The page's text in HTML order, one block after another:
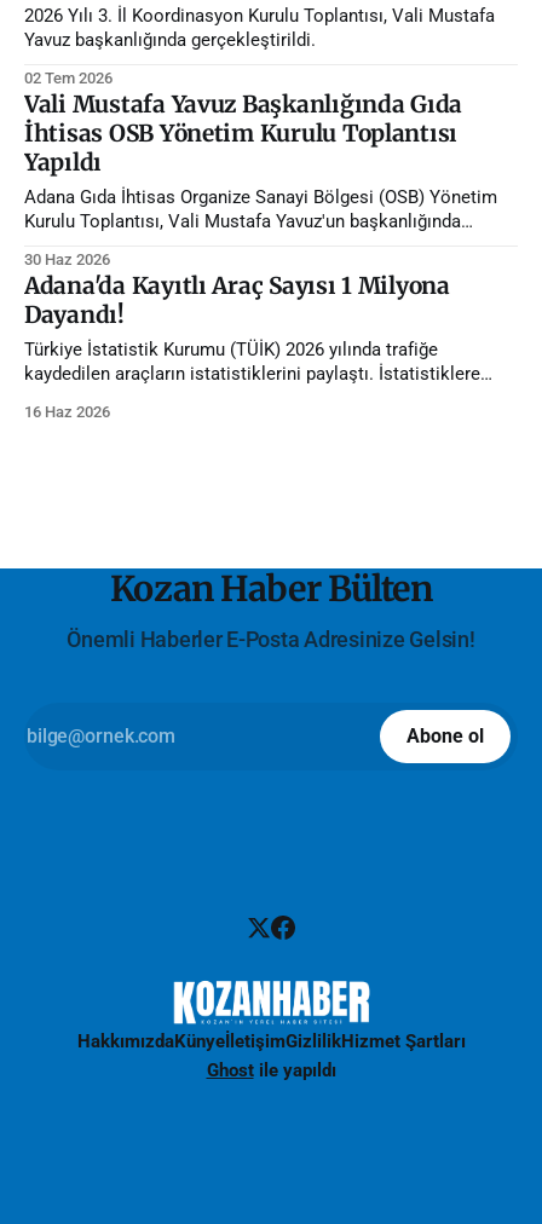
2026 Yılı 3. İl Koordinasyon Kurulu Toplantısı, Vali Mustafa
Yavuz başkanlığında gerçekleştirildi.
02 Tem 2026
Vali Mustafa Yavuz Başkanlığında Gıda
İhtisas OSB Yönetim Kurulu Toplantısı
Yapıldı
Adana Gıda İhtisas Organize Sanayi Bölgesi (OSB) Yönetim
Kurulu Toplantısı, Vali Mustafa Yavuz'un başkanlığında
30 Haz 2026
Adana'da Kayıtlı Araç Sayısı 1 Milyona
Dayandı!
Türkiye İstatistik Kurumu (TÜİK) 2026 yılında trafiğe
kaydedilen araçların istatistiklerini paylaştı. İstatistiklere
16 Haz 2026
Kozan Haber Bülten
Önemli Haberler E-Posta Adresinize Gelsin!
Abone ol
HakkımızdaKünyeİletişimGizlilikHizmet Şartları
Ghostile yapıldı